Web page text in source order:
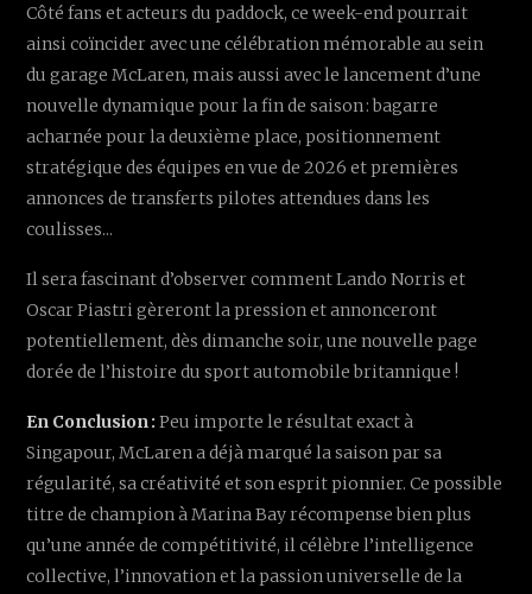
Côté fans et acteurs du paddock, ce week-end pourrait
ainsi coïncider avec une célébration mémorable au sein
du garage McLaren, mais aussi avec le lancement d’une
nouvelle dynamique pour la fin de saison : bagarre
acharnée pour la deuxième place, positionnement
stratégique des équipes en vue de 2026 et premières
annonces de transferts pilotes attendues dans les
coulisses...
Il sera fascinant d’observer comment Lando Norris et
Oscar Piastri gèreront la pression et annonceront
potentiellement, dès dimanche soir, une nouvelle page
dorée de l’histoire du sport automobile britannique !
En Conclusion : Peu importe le résultat exact à
Singapour, McLaren a déjà marqué la saison par sa
régularité, sa créativité et son esprit pionnier. Ce possible
titre de champion à Marina Bay récompense bien plus
qu’une année de compétitivité, il célèbre l’intelligence
collective, l’innovation et la passion universelle de la